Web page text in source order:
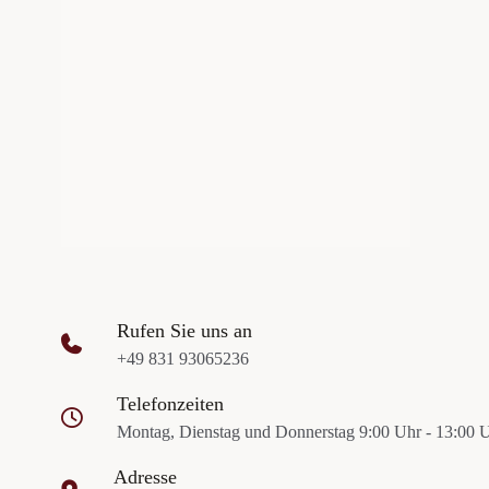
Rufen Sie uns an
+49 831 93065236
Telefonzeiten
Montag, Dienstag und Donnerstag 9:00 Uhr - 13:00
Adresse